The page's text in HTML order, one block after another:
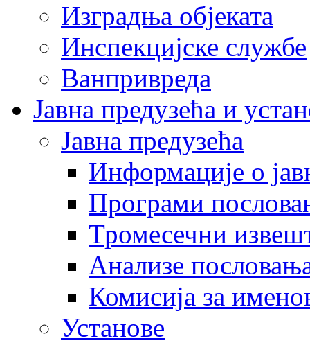
Изградња објеката
Инспекцијске службе
Ванпривреда
Јавна предузећа и
Јавна предузећа
Информације о
Програми
Тромесечни
Анализе
Комисија за
Установе